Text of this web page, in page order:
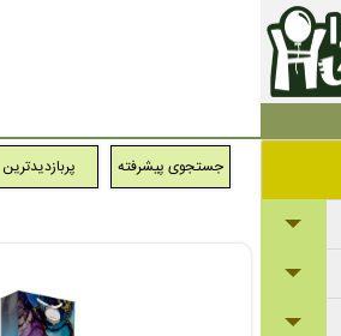
جستجوی پیشرفته
پربازدیدترین